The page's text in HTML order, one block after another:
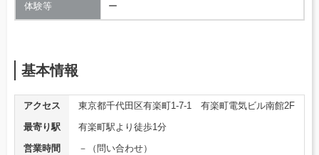
体験等 ー
基本情報
アクセス
東京都千代田区有楽町1-7-1 有楽町電気ビル南館2F
最寄り駅
有楽町駅より徒歩1分
営業時間
－（問い合わせ）